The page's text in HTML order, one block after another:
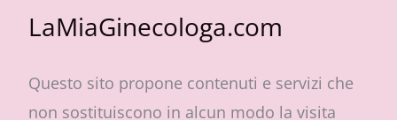
LaMiaGinecologa.com
Questo sito propone contenuti e servizi che
non sostituiscono in alcun modo la visita